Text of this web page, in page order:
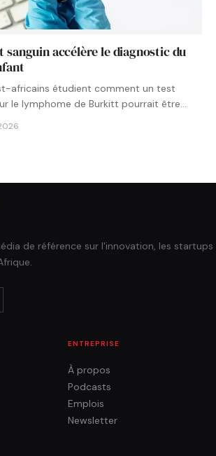
sanguin accélère le diagnostic du
africains étudient comment un test
le lymphome de Burkitt pourrait être
de référence sur l'innovation, les startups
ENTREPRISE
À propos
Podcasts
Emplois
Newsletter